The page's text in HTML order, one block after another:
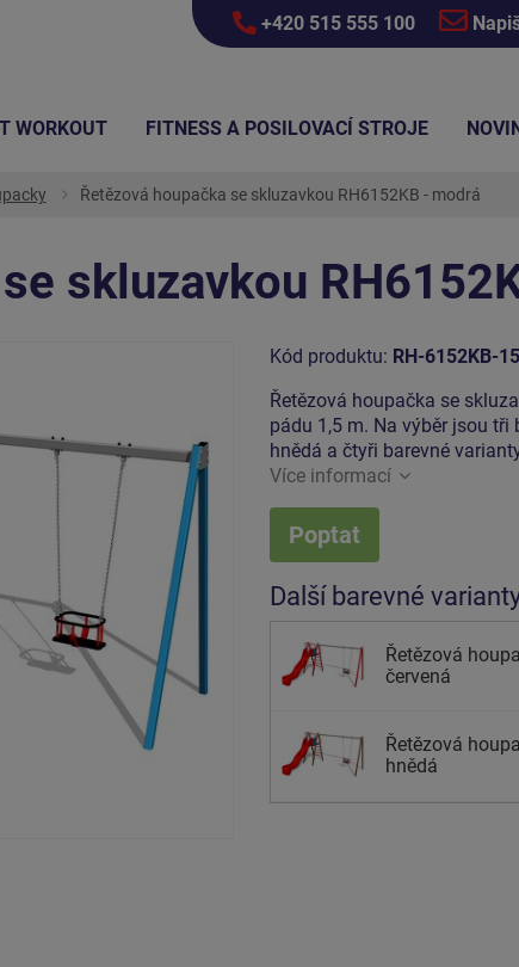
+420 515 555 100
Řetězová houpačka se skluzavkou RH6152KB - modrá
skluzavkou
Kód produktu: RH-6152KB-15
Řetězová houpačka se
pádu 1,5 m. Na výběr jsou tři
hnědá a čtyři barevné
Více informací
Poptat
Další barevné
Řetězová
červená
Řetězová
hnědá
WORKOUT FITNESS A POSILOVACÍ STROJE